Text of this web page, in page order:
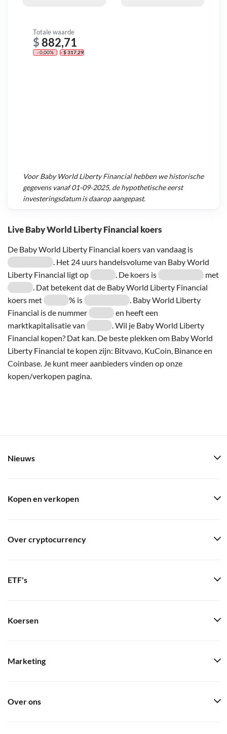
Live Baby World Liberty Financial koers
De Baby World Liberty Financial koers van vandaag is
. Het 24 uurs handelsvolume van Baby World
Liberty Financial ligt op
. De koers is
met
. Dat betekent dat de Baby World Liberty Financial
koers met
% is
. Baby World Liberty
Financial is de nummer
en heeft een
marktkapitalisatie van
. Wil je Baby World Liberty
Financial kopen? Dat kan. De beste plekken om Baby World
Liberty Financial te kopen zijn: Bitvavo, KuCoin, Binance en
Coinbase. Je kunt meer aanbieders vinden op onze
kopen/verkopen pagina.
Totale waarde
$ 882,71
- 0,00% - $ 317,29
VoorBaby World Liberty Financialhebben we historische
gegevens vanaf01-09-2025, de hypothetische eerst
investeringsdatum is daarop aangepast.
Nieuws
Kopen en verkopen
Over cryptocurrency
ETF's
Koersen
Marketing
Over ons